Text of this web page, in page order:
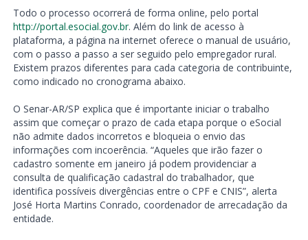
Todo o processo ocorrerá de forma online, pelo portal
http://portal.esocial.gov.br. Além do link de acesso à
plataforma, a página na internet oferece o manual de usuário,
com o passo a passo a ser seguido pelo empregador rural.
Existem prazos diferentes para cada categoria de contribuinte,
como indicado no cronograma abaixo.
O Senar-AR/SP explica que é importante iniciar o trabalho
assim que começar o prazo de cada etapa porque o eSocial
não admite dados incorretos e bloqueia o envio das
informações com incoerência. “Aqueles que irão fazer o
cadastro somente em janeiro já podem providenciar a
consulta de qualificação cadastral do trabalhador, que
identifica possíveis divergências entre o CPF e CNIS”, alerta
José Horta Martins Conrado, coordenador de arrecadação da
entidade.